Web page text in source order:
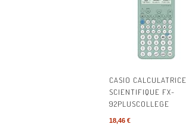
CASIO CALCULATRICE
SCIENTIFIQUE FX-
92PLUSCOLLEGE
18,46 €